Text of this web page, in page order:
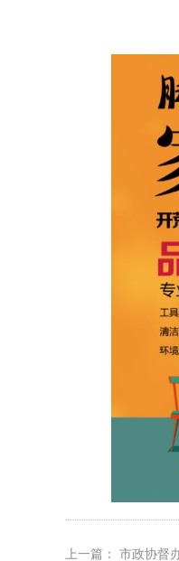
上一篇： 市政协督